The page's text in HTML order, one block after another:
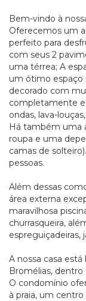
Bem-vindo à
Oferecemos um
perfeito para
com seus 2
uma térrea; A
um ótimo espaço
decorado com
completamente
ondas, lava-
Há também uma
roupa e uma
camas de
pessoas.
Além dessas
área externa
maravilhosa
churrasqueira,
espreguiçadeiras,
A nossa casa
Bromélias, dentro
O condomínio
à praia, um